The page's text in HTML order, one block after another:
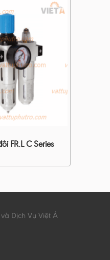
FR.L C Series
Dịch Vụ Việt Á